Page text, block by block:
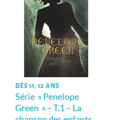
DÈS 11, 12 ANS
Série » Penelope
Green » – T.1 – La